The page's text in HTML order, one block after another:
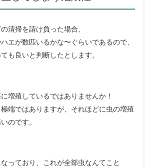
清掃を請け負った場合、
エが数匹いるかな〜ぐらいであるので、
も良いと判断したとします。
増殖しているではありませんか！
端ではありますが、それほどに虫の増殖
のです。
っており、これが全部虫なんてこと